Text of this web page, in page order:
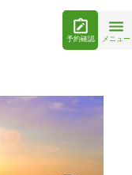
予約確認 メニュー